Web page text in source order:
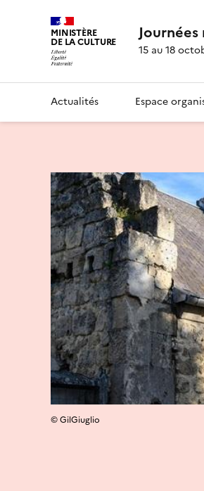
MINISTÈRE
DE LA CULTURE
15 au 18
Actualités Espace
© GilGiuglio